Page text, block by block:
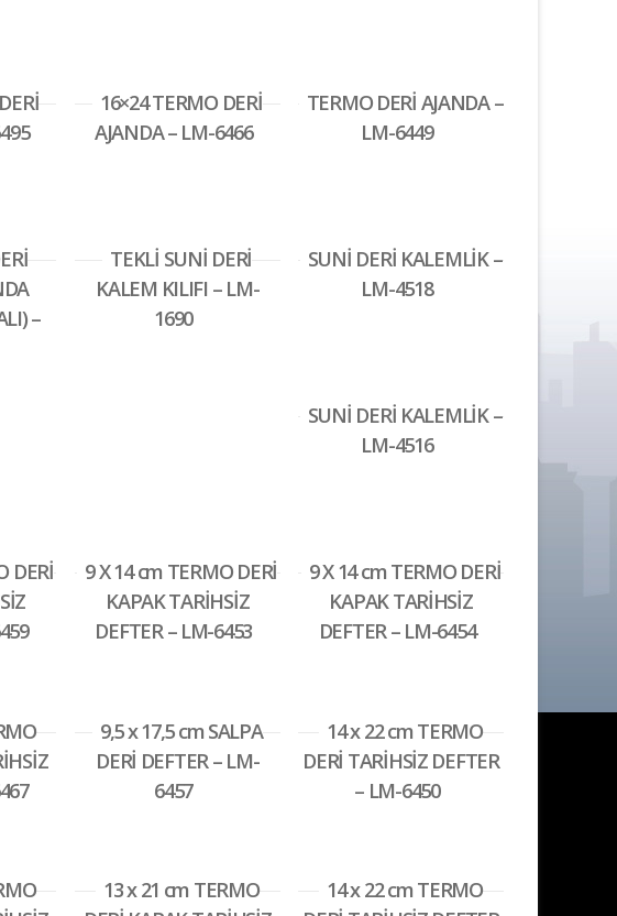
16×24 TERMO DERİ
AJANDA – LM-6466
TERMO DERİ AJANDA –
LM-6449
–
TEKLİ SUNİ DERİ
KALEM KILIFI – LM-
1690
SUNİ DERİ KALEMLİK –
LM-4518
SUNİ DERİ KALEMLİK –
LM-4516
DERİ
9 X 14 cm TERMO DERİ
KAPAK TARİHSİZ
DEFTER – LM-6453
9 X 14 cm TERMO DERİ
KAPAK TARİHSİZ
DEFTER – LM-6454
9,5 x 17,5 cm SALPA
DERİ DEFTER – LM-
6457
14 x 22 cm TERMO
DERİ TARİHSİZ DEFTER
– LM-6450
13 x 21 cm TERMO
14 x 22 cm TERMO